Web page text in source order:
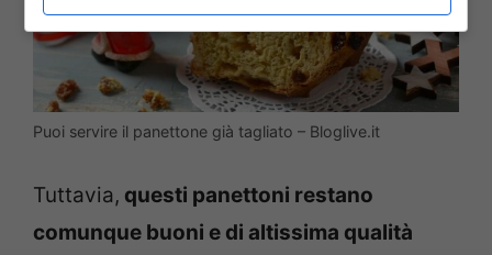
Puoi servire il panettone già tagliato – Bloglive.it
Tuttavia, questi panettoni restano
comunque buoni e di altissima qualità